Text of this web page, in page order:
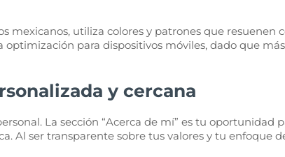
mexicanos, utiliza colores y patrones que resuenen
para dispositivos móviles, dado que
y cercana
La sección “Acerca de mí” es tu oportunidad
Al ser transparente sobre tus valores y tu enfoque